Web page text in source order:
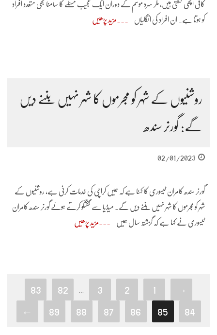
کافی اچھی لگتی ہیں، مگر سرد موسم کے دوران ایک عجیب مسئلے کا سامنا بھی متعدد افراد
کو ہوتا ہے۔ ان افراد کی انگلیاں مزید پڑھیں
روشنیوں کے شہر کو مجرموں کا شہر نہیں بننے دیں
گے: گورنر سندھ
02/01/2023
گورنر سندھ کامران ٹیسوری کا کہنا ہے کہ ہمیں کراچی کی خدمات کرنی ہے، روشنیوں کے
شہر کو مجرموں کا شہر نہیں بننے دیں گے۔ میڈیا سے گفتگو کرتے ہوئے گورنر سندھ کامران
ٹیسوری نے کہا ہے کہ گزشتہ سال ہمیں مزید پڑھیں
→
1
2
3
82
83
84
85
86
87
88
89
←